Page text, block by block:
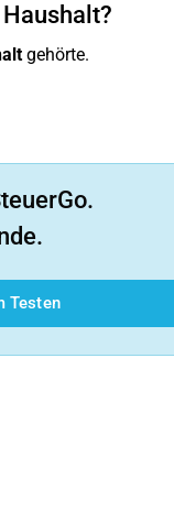
gehörte.
Testen